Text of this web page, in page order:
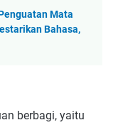
Mata
Bahasa,
berbagi, yaitu